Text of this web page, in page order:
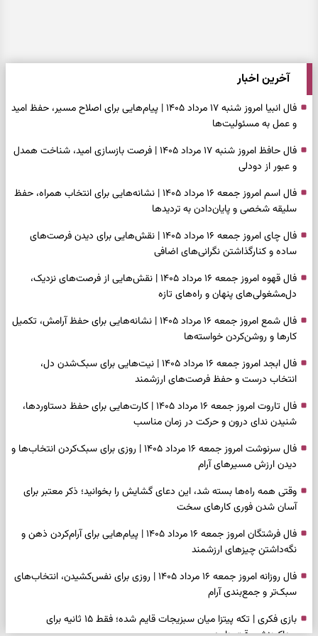
آخرین اخبار
فال انبیا امروز شنبه ۱۷ مرداد ۱۴۰۵ | پیام‌هایی برای اصلاح مسیر، حفظ امید
و عمل به مسئولیت‌ها
فال حافظ امروز شنبه ۱۷ مرداد ۱۴۰۵ | فرصت بازسازی امید، شناخت همدل
و عبور از دودلی
فال اسم امروز جمعه ۱۶ مرداد ۱۴۰۵ | نشانه‌هایی برای انتخاب همراه، حفظ
سلیقه شخصی و پایان‌دادن به تردیدها
فال چای امروز جمعه ۱۶ مرداد ۱۴۰۵ | نقش‌هایی برای دیدن فرصت‌های
ساده و کنارگذاشتن نگرانی‌های اضافی
فال قهوه امروز جمعه ۱۶ مرداد ۱۴۰۵ | نقش‌هایی از فرصت‌های نزدیک،
دل‌مشغولی‌های پنهان و راه‌های تازه
فال شمع امروز جمعه ۱۶ مرداد ۱۴۰۵ | نشانه‌هایی برای حفظ آرامش، تکمیل
کارها و روشن‌کردن خواسته‌ها
فال ابجد امروز جمعه ۱۶ مرداد ۱۴۰۵ | نیت‌هایی برای سبک‌شدن دل،
انتخاب درست و حفظ فرصت‌های ارزشمند
فال تاروت امروز جمعه ۱۶ مرداد ۱۴۰۵ | کارت‌هایی برای حفظ دستاوردها،
شنیدن ندای درون و حرکت در زمان مناسب
فال سرنوشت امروز جمعه ۱۶ مرداد ۱۴۰۵ | روزی برای سبک‌کردن انتخاب‌ها و
دیدن ارزش مسیرهای آرام
وقتی همه راه‌ها بسته شد، این دعای گشایش را بخوانید؛ ذکر معتبر برای
آسان شدن فوری کارهای سخت
فال فرشتگان امروز جمعه ۱۶ مرداد ۱۴۰۵ | پیام‌هایی برای آرام‌کردن ذهن و
نگه‌داشتن چیزهای ارزشمند
فال روزانه امروز جمعه ۱۶ مرداد ۱۴۰۵ | روزی برای نفس‌کشیدن، انتخاب‌های
سبک‌تر و جمع‌بندی آرام
بازی فکری | تکه پیتزا میان سبزیجات قایم شده؛ فقط ۱۵ ثانیه برای